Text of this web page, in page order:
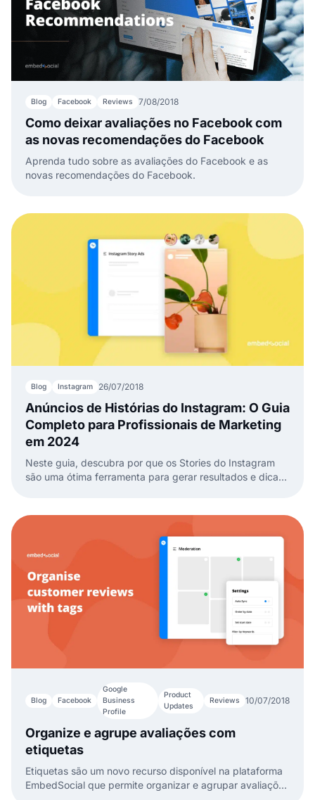
Blog Facebook Reviews 7/08/2018
Como deixar avaliações no Facebook com
as novas recomendações do Facebook
Aprenda tudo sobre as avaliações do Facebook e as
novas recomendações do Facebook.
Blog Instagram 26/07/2018
Anúncios de Histórias do Instagram: O Guia
Completo para Profissionais de Marketing
em 2024
Neste guia, descubra por que os Stories do Instagram
são uma ótima ferramenta para gerar resultados e dicas
Blog Facebook
Google
Business
Profile
Product
Updates
Reviews 10/07/2018
Organize e agrupe avaliações com
etiquetas
Etiquetas são um novo recurso disponível na plataforma
EmbedSocial que permite organizar e agrupar avaliações